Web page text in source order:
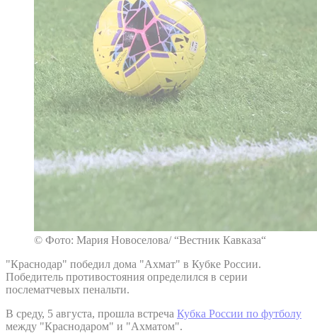
© Фото: Мария Новоселова/ “Вестник Кавказа“
"Краснодар" победил дома "Ахмат" в Кубке России.
Победитель противостояния определился в серии
послематчевых пенальти.
В среду, 5 августа, прошла встреча Кубка России по футболу
между "Краснодаром" и "Ахматом".